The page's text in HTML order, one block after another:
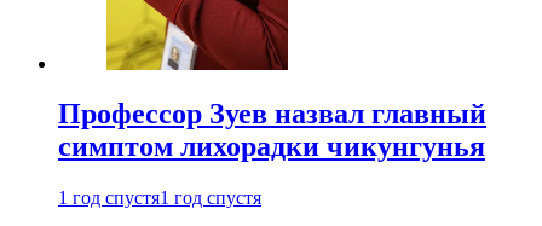
Профессор Зуев назвал главный
симптом лихорадки чикунгунья
1 год спустя1 год спустя